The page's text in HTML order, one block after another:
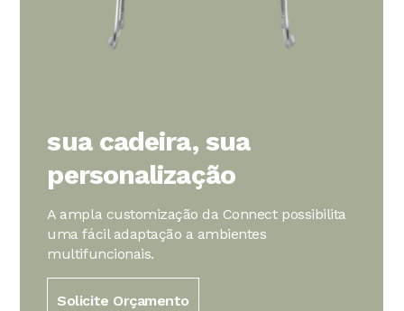
sua cadeira, sua
personalização
A ampla customização da Connect possibilita
uma fácil adaptação a ambientes
multifuncionais.
Solicite Orçamento